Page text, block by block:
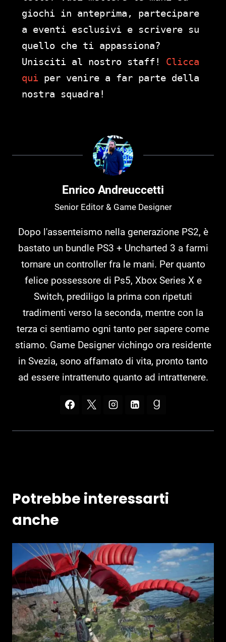
giochi in anteprima, partecipare
a eventi esclusivi e scrivere su
quello che ti appassiona?
Unisciti al nostro staff! Clicca
qui per venire a far parte della
nostra squadra!
Enrico Andreuccetti
Senior Editor & Game Designer
Dopo l'assenteismo nella generazione PS2, è
bastato un bundle PS3 + Uncharted 3 a farmi
tornare un controller fra le mani. Per quanto
felice possessore di Ps5, Xbox Series X e
Switch, prediligo la prima con ripetuti
tradimenti verso la seconda, mentre con la
terza ci sentiamo ogni tanto per sapere come
stiamo. Game Designer vichingo ora residente
in Svezia, sono affamato di vita, pronto tanto
ad essere intrattenuto quanto ad intrattenere.
Potrebbe interessarti
anche